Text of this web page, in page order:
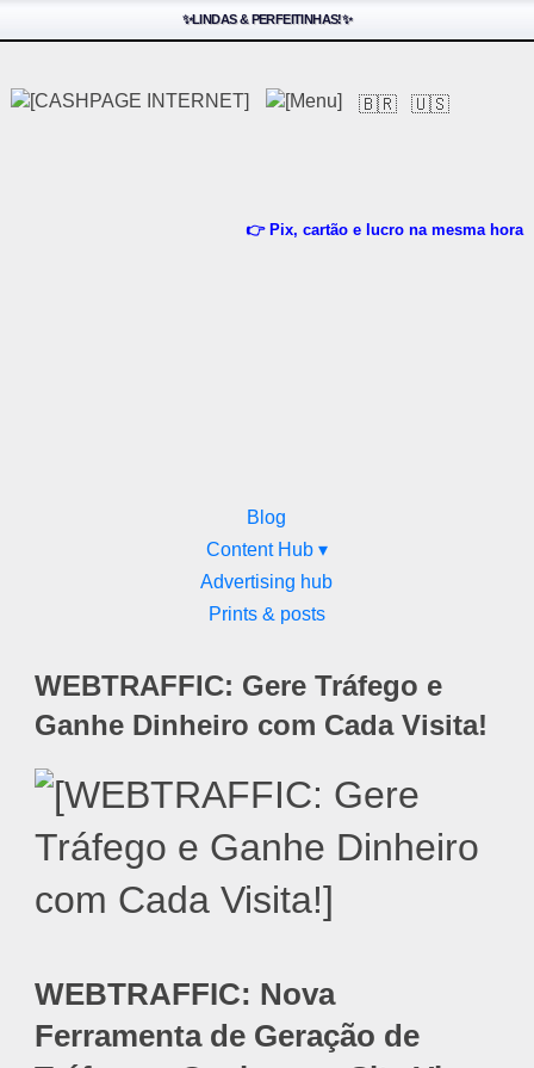
✨LINDAS & PERFEITINHAS!✨
🇧🇷 🇺🇸
👉 Pix, cartão e lucro na mesma hora
Blog
Content Hub ▾
Advertising hub
Prints & posts
WEBTRAFFIC: Gere Tráfego e
Ganhe Dinheiro com Cada Visita!
WEBTRAFFIC: Nova
Ferramenta de Geração de